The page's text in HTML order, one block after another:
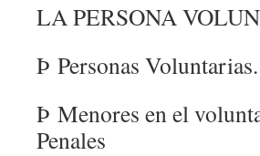
LA PERSONA
Þ Personas
Þ Menores en el
Penales